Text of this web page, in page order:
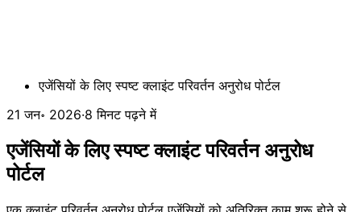
एजेंसियों के लिए स्पष्ट क्लाइंट परिवर्तन अनुरोध पोर्टल
21 जन॰ 2026·8 मिनट पढ़ने में
एजेंसियों के लिए स्पष्ट क्लाइंट परिवर्तन अनुरोध
पोर्टल